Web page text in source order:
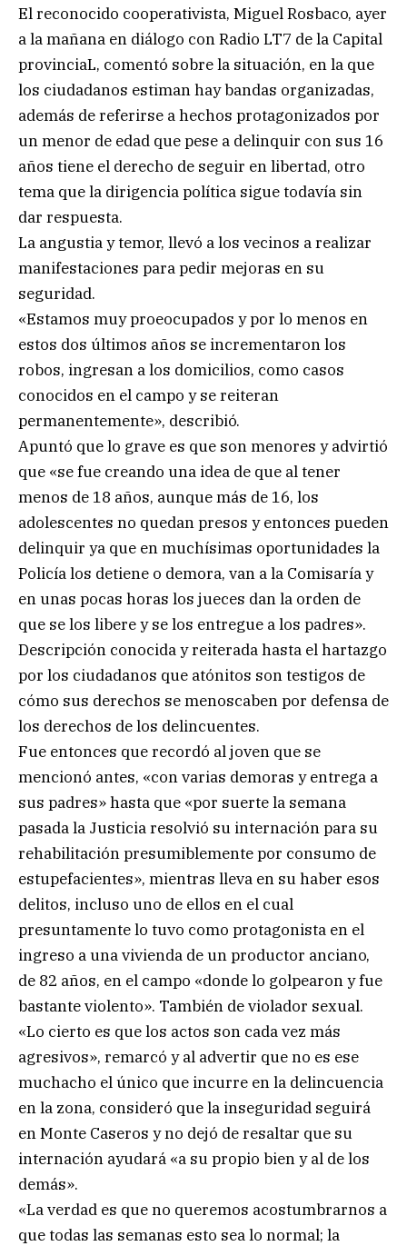
El reconocido cooperativista, Miguel Rosbaco, ayer
a la mañana en diálogo con Radio LT7 de la Capital
provinciaL, comentó sobre la situación, en la que
los ciudadanos estiman hay bandas organizadas,
además de referirse a hechos protagonizados por
un menor de edad que pese a delinquir con sus 16
años tiene el derecho de seguir en libertad, otro
tema que la dirigencia política sigue todavía sin
dar respuesta.
La angustia y temor, llevó a los vecinos a realizar
manifestaciones para pedir mejoras en su
seguridad.
«Estamos muy proeocupados y por lo menos en
estos dos últimos años se incrementaron los
robos, ingresan a los domicilios, como casos
conocidos en el campo y se reiteran
permanentemente», describió.
Apuntó que lo grave es que son menores y advirtió
que «se fue creando una idea de que al tener
menos de 18 años, aunque más de 16, los
adolescentes no quedan presos y entonces pueden
delinquir ya que en muchísimas oportunidades la
Policía los detiene o demora, van a la Comisaría y
en unas pocas horas los jueces dan la orden de
que se los libere y se los entregue a los padres».
Descripción conocida y reiterada hasta el hartazgo
por los ciudadanos que atónitos son testigos de
cómo sus derechos se menoscaben por defensa de
los derechos de los delincuentes.
Fue entonces que recordó al joven que se
mencionó antes, «con varias demoras y entrega a
sus padres» hasta que «por suerte la semana
pasada la Justicia resolvió su internación para su
rehabilitación presumiblemente por consumo de
estupefacientes», mientras lleva en su haber esos
delitos, incluso uno de ellos en el cual
presuntamente lo tuvo como protagonista en el
ingreso a una vivienda de un productor anciano,
de 82 años, en el campo «donde lo golpearon y fue
bastante violento». También de violador sexual.
«Lo cierto es que los actos son cada vez más
agresivos», remarcó y al advertir que no es ese
muchacho el único que incurre en la delincuencia
en la zona, consideró que la inseguridad seguirá
en Monte Caseros y no dejó de resaltar que su
internación ayudará «a su propio bien y al de los
demás».
«La verdad es que no queremos acostumbrarnos a
que todas las semanas esto sea lo normal; la